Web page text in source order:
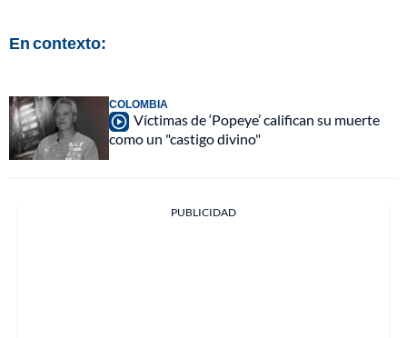
En contexto:
COLOMBIA
Víctimas de ‘Popeye’ califican su muerte
como un "castigo divino"
PUBLICIDAD